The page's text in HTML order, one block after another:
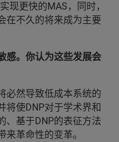
现更快的MAS，同时，
在不久的将来成为主要
感。你认为这些发展会
必然导致低成本系统的
将使DNP对于学术界和
、基于DNP的表征方法
革命性的变革。